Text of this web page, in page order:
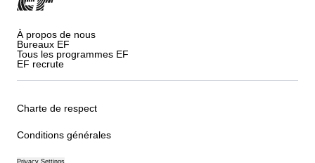
À propos de nous
Bureaux EF
Tous les programmes EF
EF recrute
Charte de respect
Conditions générales